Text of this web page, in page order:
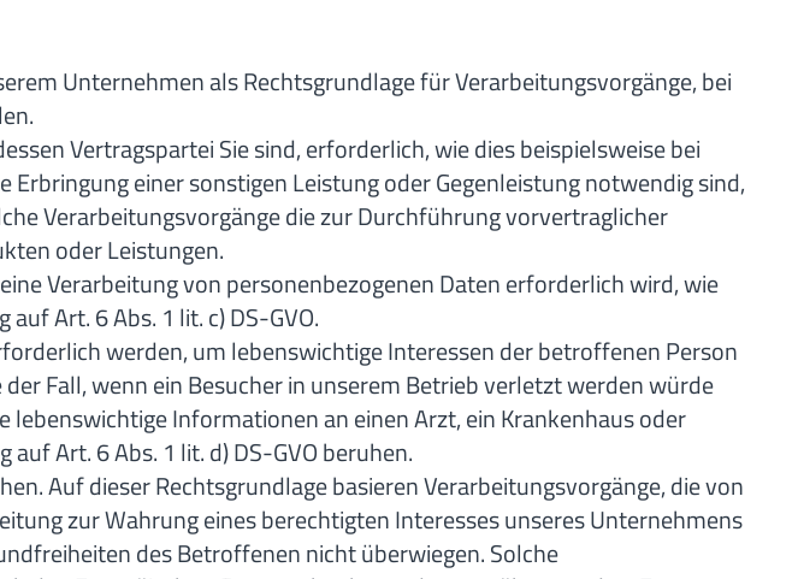
Unternehmen als Rechtsgrundlage für Verarbeitungsvorgänge, bei
Vertragspartei Sie sind, erforderlich, wie dies beispielsweise bei
einer sonstigen Leistung oder Gegenleistung notwendig sind,
Verarbeitungsvorgänge die zur Durchführung vorvertraglicher
oder Leistungen.
Verarbeitung von personenbezogenen Daten erforderlich wird, wie
Art. 6 Abs. 1 lit. c) DS-GVO.
werden, um lebenswichtige Interessen der betroffenen Person
Fall, wenn ein Besucher in unserem Betrieb verletzt werden würde
Informationen an einen Arzt, ein Krankenhaus oder
Art. 6 Abs. 1 lit. d) DS-GVO beruhen.
Auf dieser Rechtsgrundlage basieren Verarbeitungsvorgänge, die von
zur Wahrung eines berechtigten Interesses unseres Unternehmens
des Betroffenen nicht überwiegen. Solche